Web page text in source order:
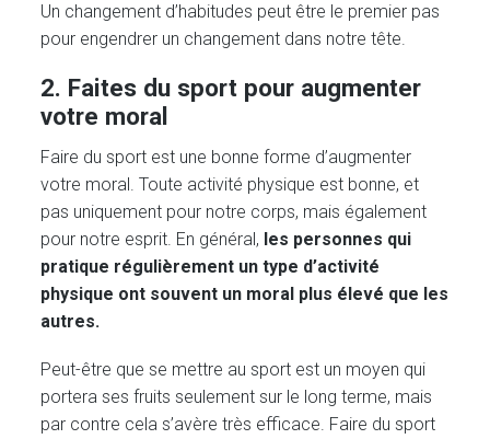
Un changement d’habitudes peut être le premier pas
pour engendrer un changement dans notre tête.
2. Faites du sport pour augmenter
votre moral
Faire du sport est une bonne forme d’augmenter
votre moral. Toute activité physique est bonne, et
pas uniquement pour notre corps, mais également
pour notre esprit. En général, les personnes qui
pratique régulièrement un type d’activité
physique ont souvent un moral plus élevé que les
autres.
Peut-être que se mettre au sport est un moyen qui
portera ses fruits seulement sur le long terme, mais
par contre cela s’avère très efficace. Faire du sport